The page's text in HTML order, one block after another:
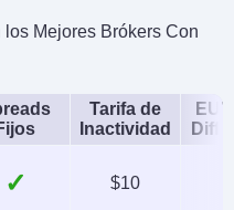
Mejores Brókers Con
Tarifa de
Inactividad
✓ $10